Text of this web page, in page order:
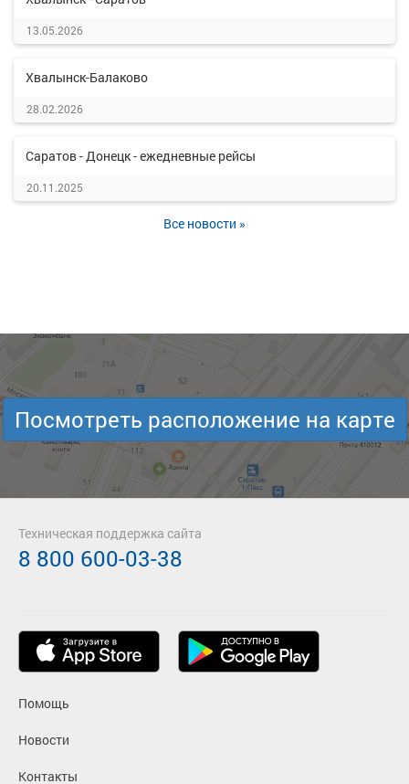
13.05.2026
Хвалынск-Балаково
28.02.2026
Саратов - Донецк - ежедневные рейсы
20.11.2025
Все новости »
Посмотреть расположение на карте
Помощь
Новости
Контакты
Техническая поддержка сайта
8 800 600-03-38